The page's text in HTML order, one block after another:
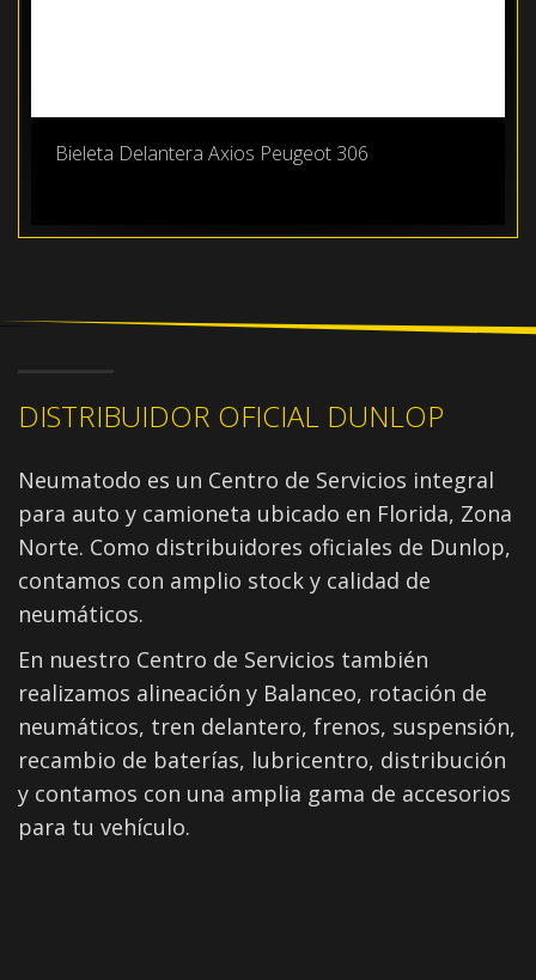
Bieleta Delantera Axios Peugeot 306
DISTRIBUIDOR OFICIAL DUNLOP
Neumatodo es un Centro de Servicios integral
para auto y camioneta ubicado en Florida, Zona
Norte. Como distribuidores oficiales de Dunlop,
contamos con amplio stock y calidad de
neumáticos.
En nuestro Centro de Servicios también
realizamos alineación y Balanceo, rotación de
neumáticos, tren delantero, frenos, suspensión,
recambio de baterías, lubricentro, distribución
y contamos con una amplia gama de accesorios
para tu vehículo.